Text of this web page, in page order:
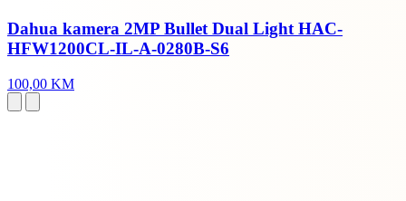
Dahua kamera 2MP Bullet Dual Light HAC-
HFW1200CL-IL-A-0280B-S6
100,00 KM